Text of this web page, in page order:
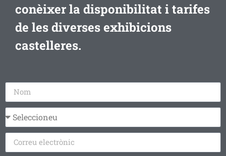
conèixer la disponibilitat i tarifes
de les diverses exhibicions
castelleres.